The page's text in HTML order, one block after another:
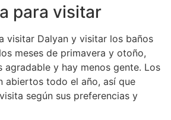
para visitar
visitar Dalyan y visitar los baños
meses de primavera y otoño,
agradable y hay menos gente. Los
abiertos todo el año, así que
según sus preferencias y